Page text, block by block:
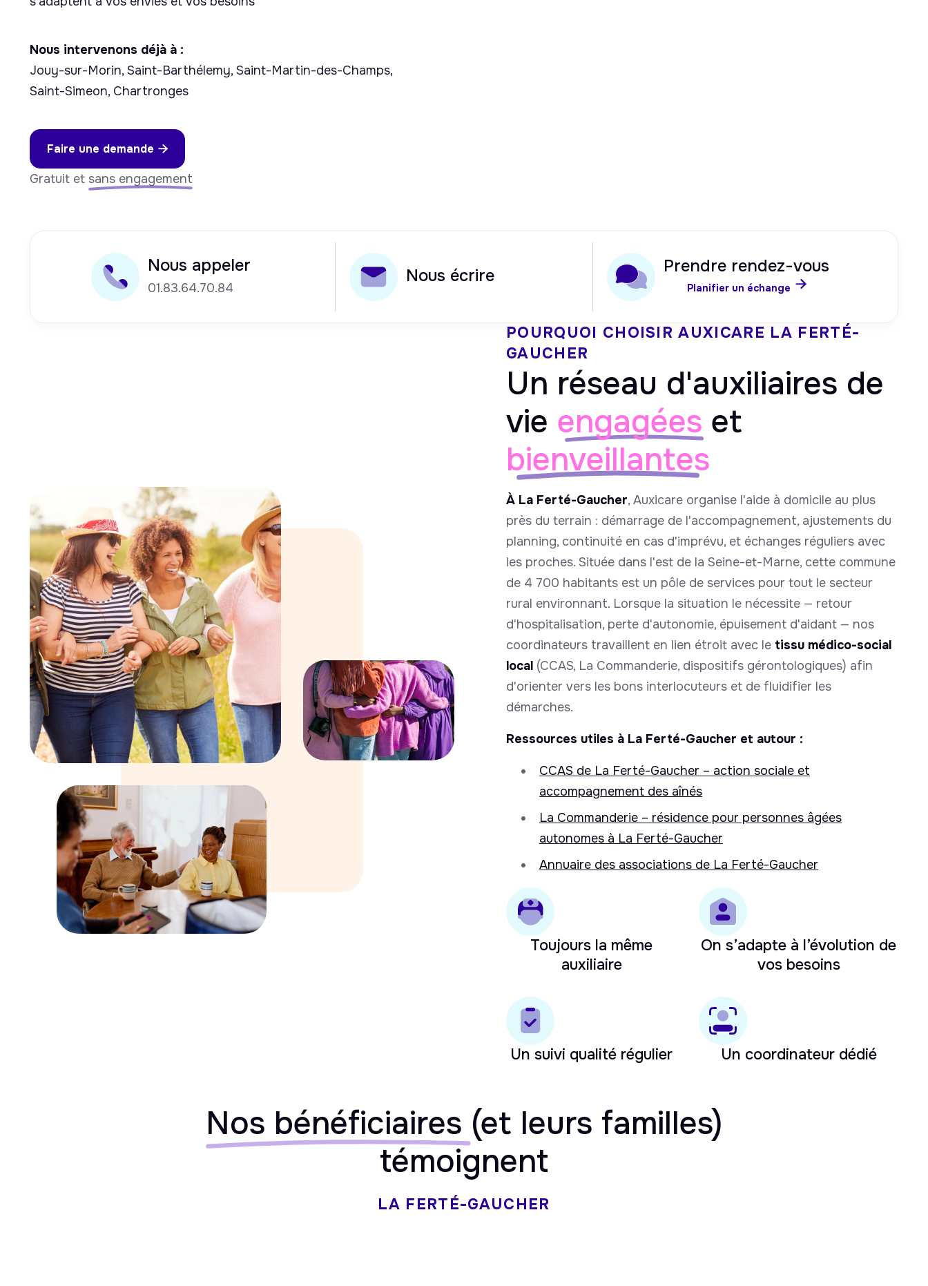
Nous intervenons déjà à :
Jouy-sur-Morin, Saint-Barthélemy, Saint-Martin-des-Champs,
Saint-Simeon, Chartronges
Faire une demande 
Gratuit et sans engagement
Nous appeler
01.83.64.70.84
Nous écrire Prendre rendez-vous
Planifier un échange 
POURQUOI CHOISIR AUXICARE LA FERTÉ-
GAUCHER
Un réseau d'auxiliaires de
vie engagées et
bienveillantes
À La Ferté-Gaucher, Auxicare organise l'aide à domicile au plus
près du terrain : démarrage de l'accompagnement, ajustements du
planning, continuité en cas d'imprévu, et échanges réguliers avec
les proches. Située dans l'est de la Seine-et-Marne, cette commune
de 4 700 habitants est un pôle de services pour tout le secteur
rural environnant. Lorsque la situation le nécessite — retour
d'hospitalisation, perte d'autonomie, épuisement d'aidant — nos
coordinateurs travaillent en lien étroit avec le tissu médico-social
local (CCAS, La Commanderie, dispositifs gérontologiques) afin
d'orienter vers les bons interlocuteurs et de fluidifier les
démarches.
Ressources utiles à La Ferté-Gaucher et autour :
CCAS de La Ferté-Gaucher – action sociale et
accompagnement des aînés
La Commanderie – résidence pour personnes âgées
autonomes à La Ferté-Gaucher
Annuaire des associations de La Ferté-Gaucher
Toujours la même
auxiliaire
On s’adapte à l’évolution de
vos besoins
Un suivi qualité régulier Un coordinateur dédié
Nos bénéficiaires (et leurs familles)
témoignent
LA FERTÉ-GAUCHER